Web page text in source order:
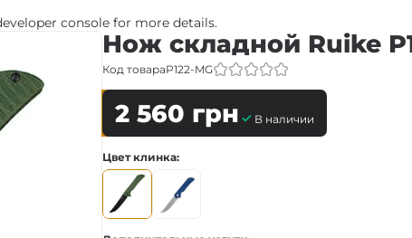
console for more details.
Нож складной Ruike
Код товараP122-MG
2 560 грн В наличии
Цвет клинка